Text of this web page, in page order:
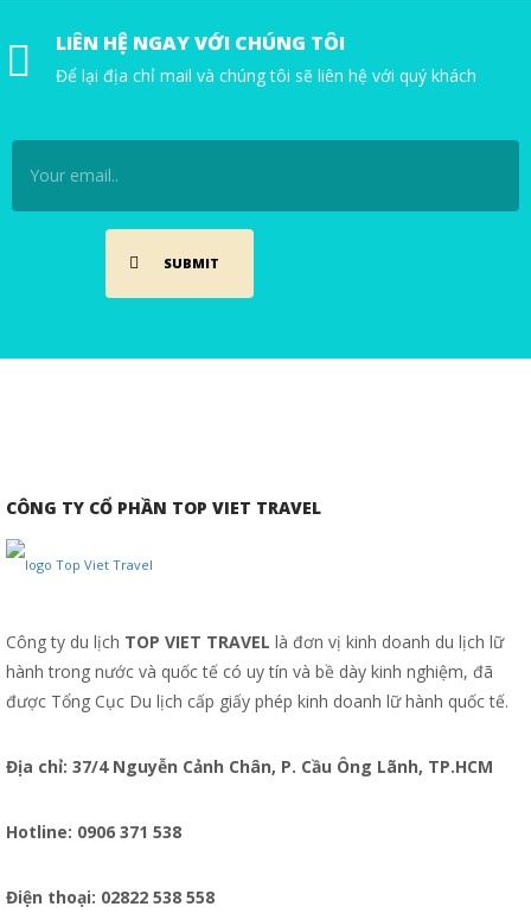
LIÊN HỆ NGAY VỚI CHÚNG TÔI
Để lại địa chỉ mail và chúng tôi sẽ liên hệ với quý khách
CÔNG TY CỔ PHẦN TOP VIET TRAVEL
Công ty du lịch TOP VIET TRAVEL là đơn vị kinh doanh du lịch lữ
hành trong nước và quốc tế có uy tín và bề dày kinh nghiệm, đã
được Tổng Cục Du lịch cấp giấy phép kinh doanh lữ hành quốc tế.
Địa chỉ: 37/4 Nguyễn Cảnh Chân, P. Cầu Ông Lãnh, TP.HCM
Hotline: 0906 371 538
Điện thoại: 02822 538 558